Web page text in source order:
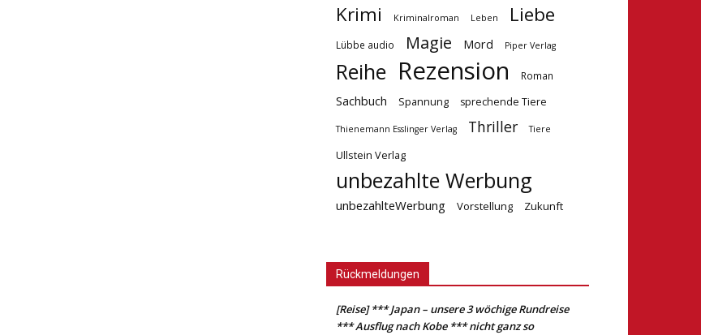
Krimi Kriminalroman Leben Liebe
Lübbe audio Magie Mord Piper Verlag
Reihe Rezension Roman
Sachbuch Spannung sprechende Tiere
Thienemann Esslinger Verlag Thriller Tiere
Ullstein Verlag
unbezahlte Werbung
unbezahlteWerbung Vorstellung Zukunft
Rückmeldungen
[Reise] *** Japan – unsere 3 wöchige Rundreise
*** Ausflug nach Kobe *** nicht ganz so